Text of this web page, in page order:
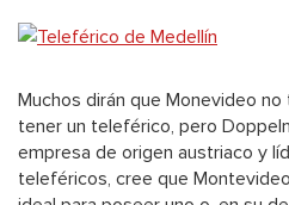
Muchos dirán que Monevideo
tener un teleférico, pero
empresa de origen austriaco y
teleféricos, cree que